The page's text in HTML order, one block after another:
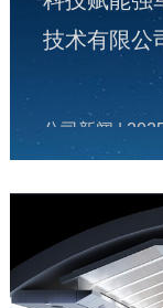
技术有限
|
富晋天维
公司新闻|